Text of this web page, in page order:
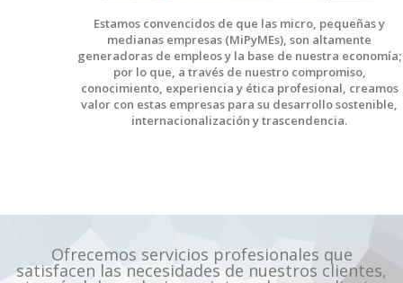
Estamos convencidos de que las micro, pequeñas y
medianas empresas (MiPyMEs), son altamente
generadoras de empleos y la base de nuestra economía;
por lo que, a través de nuestro compromiso,
conocimiento, experiencia y ética profesional, creamos
valor con estas empresas para su desarrollo sostenible,
internacionalización y trascendencia.
Ofrecemos servicios profesionales que
satisfacen las necesidades de nuestros clientes,